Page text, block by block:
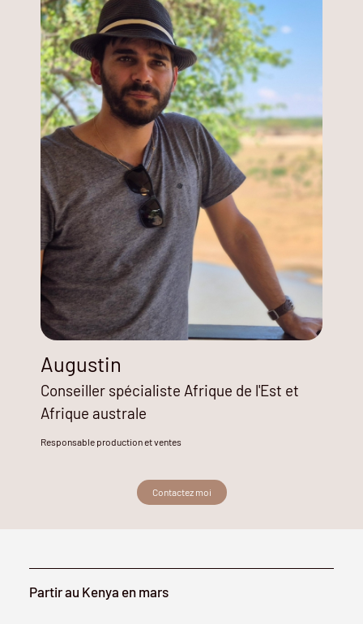
Augustin
Conseiller spécialiste Afrique de l'Est et
Afrique australe
Responsable production et ventes
Contactez moi
Partir au Kenya en mars